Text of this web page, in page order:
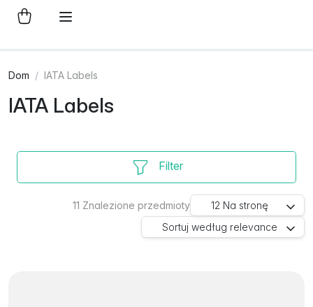
Dom IATA Labels
IATA Labels
Filter
11 Znalezione przedmioty 12 Na stronę
Sortuj według relevance